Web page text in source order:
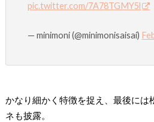
pic.twitter.com/7A78TGMY5l
— minimoni (@minimonisaisai)
かなり細かく特徴を捉え、最後には
ネも披露。